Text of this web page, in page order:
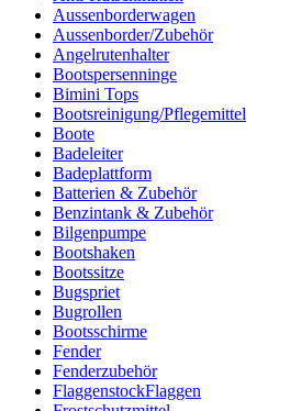
Aussenborderwagen
Aussenborder/Zubehör
Angelrutenhalter
Bootspersenninge
Bimini Tops
Bootsreinigung/Pflegemittel
Boote
Badeleiter
Badeplattform
Batterien & Zubehör
Benzintank & Zubehör
Bilgenpumpe
Bootshaken
Bootssitze
Bugspriet
Bugrollen
Bootsschirme
Fender
Fenderzubehör
FlaggenstockFlaggen